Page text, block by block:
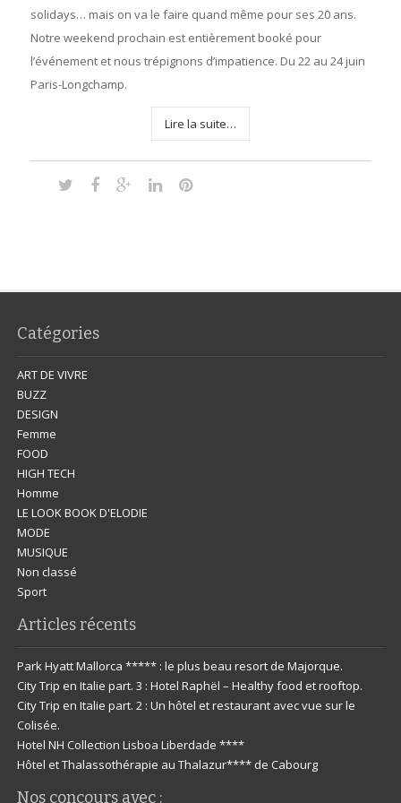
solidays… mais on va le faire quand même pour ses 20 ans.
Notre weekend prochain est entièrement booké pour
l’événement et nous trépignons d’impatience. Du 22 au 24 juin
Paris-Longchamp.
Lire la suite…
Catégories
ART DE VIVRE
BUZZ
DESIGN
Femme
FOOD
HIGH TECH
Homme
LE LOOK BOOK D'ELODIE
MODE
MUSIQUE
Non classé
Sport
Articles récents
Park Hyatt Mallorca ***** : le plus beau resort de Majorque.
City Trip en Italie part. 3 : Hotel Raphël – Healthy food et rooftop.
City Trip en Italie part. 2 : Un hôtel et restaurant avec vue sur le
Colisée.
Hotel NH Collection Lisboa Liberdade ****
Hôtel et Thalassothérapie au Thalazur**** de Cabourg
Nos concours avec :